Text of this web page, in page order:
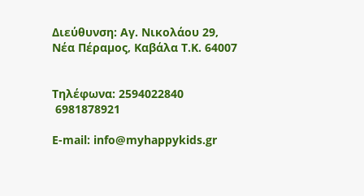
Διεύθυνση: Αγ. Νικολάου 29,
Νέα Πέραμος, Καβάλα Τ.Κ. 64007
Τηλέφωνα: 2594022840
6981878921
E-mail: info@myhappykids.gr